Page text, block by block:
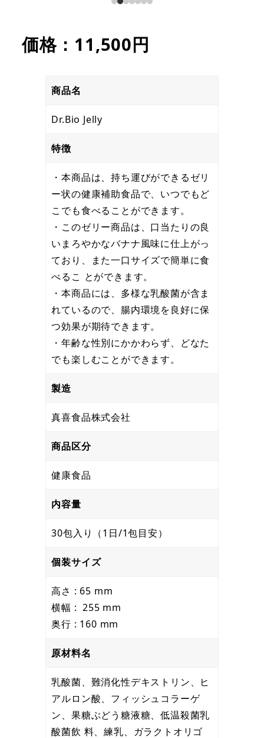
価格：11,500円
商品名
Dr.Bio Jelly
特徴
・本商品は、持ち運びができるゼリ
ー状の健康補助食品で、いつでもど
こでも食べることができます。
・このゼリー商品は、口当たりの良
いまろやかなバナナ風味に仕上がっ
ており、また一口サイズで簡単に食
べるこ とができます。
・本商品には、多様な乳酸菌が含ま
れているので、腸内環境を良好に保
つ効果が期待できます。
・年齢な性別にかかわらず、どなた
でも楽しむことができます。
製造
真喜食品株式会社
商品区分
健康食品
内容量
30包入り（1日/1包目安）
個装サイズ
高さ : 65 mm
横幅 : 255 mm
奥行 : 160 mm
原材料名
乳酸菌、難消化性デキストリン、ヒ
アルロン酸、フィッシュコラーゲ
ン、果糖ぶどう糖液糖、低温殺菌乳
酸菌飲 料、練乳、ガラクトオリゴ